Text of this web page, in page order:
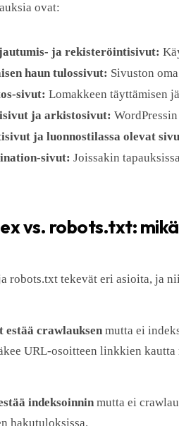
ovat:
ja rekisteröintisivut:
haun tulossivut: Sivuston
sivut: Lomakkeen täyttämisen
ja arkistosivut:
ja luonnostilassa olevat
sivut: Joissakin
vs. robots.txt:
robots.txt tekevät eri asioita, ja
estää crawlauksen mutta ei
URL-osoitteen linkkien
indeksoinnin mutta ei
hakutuloksissa.